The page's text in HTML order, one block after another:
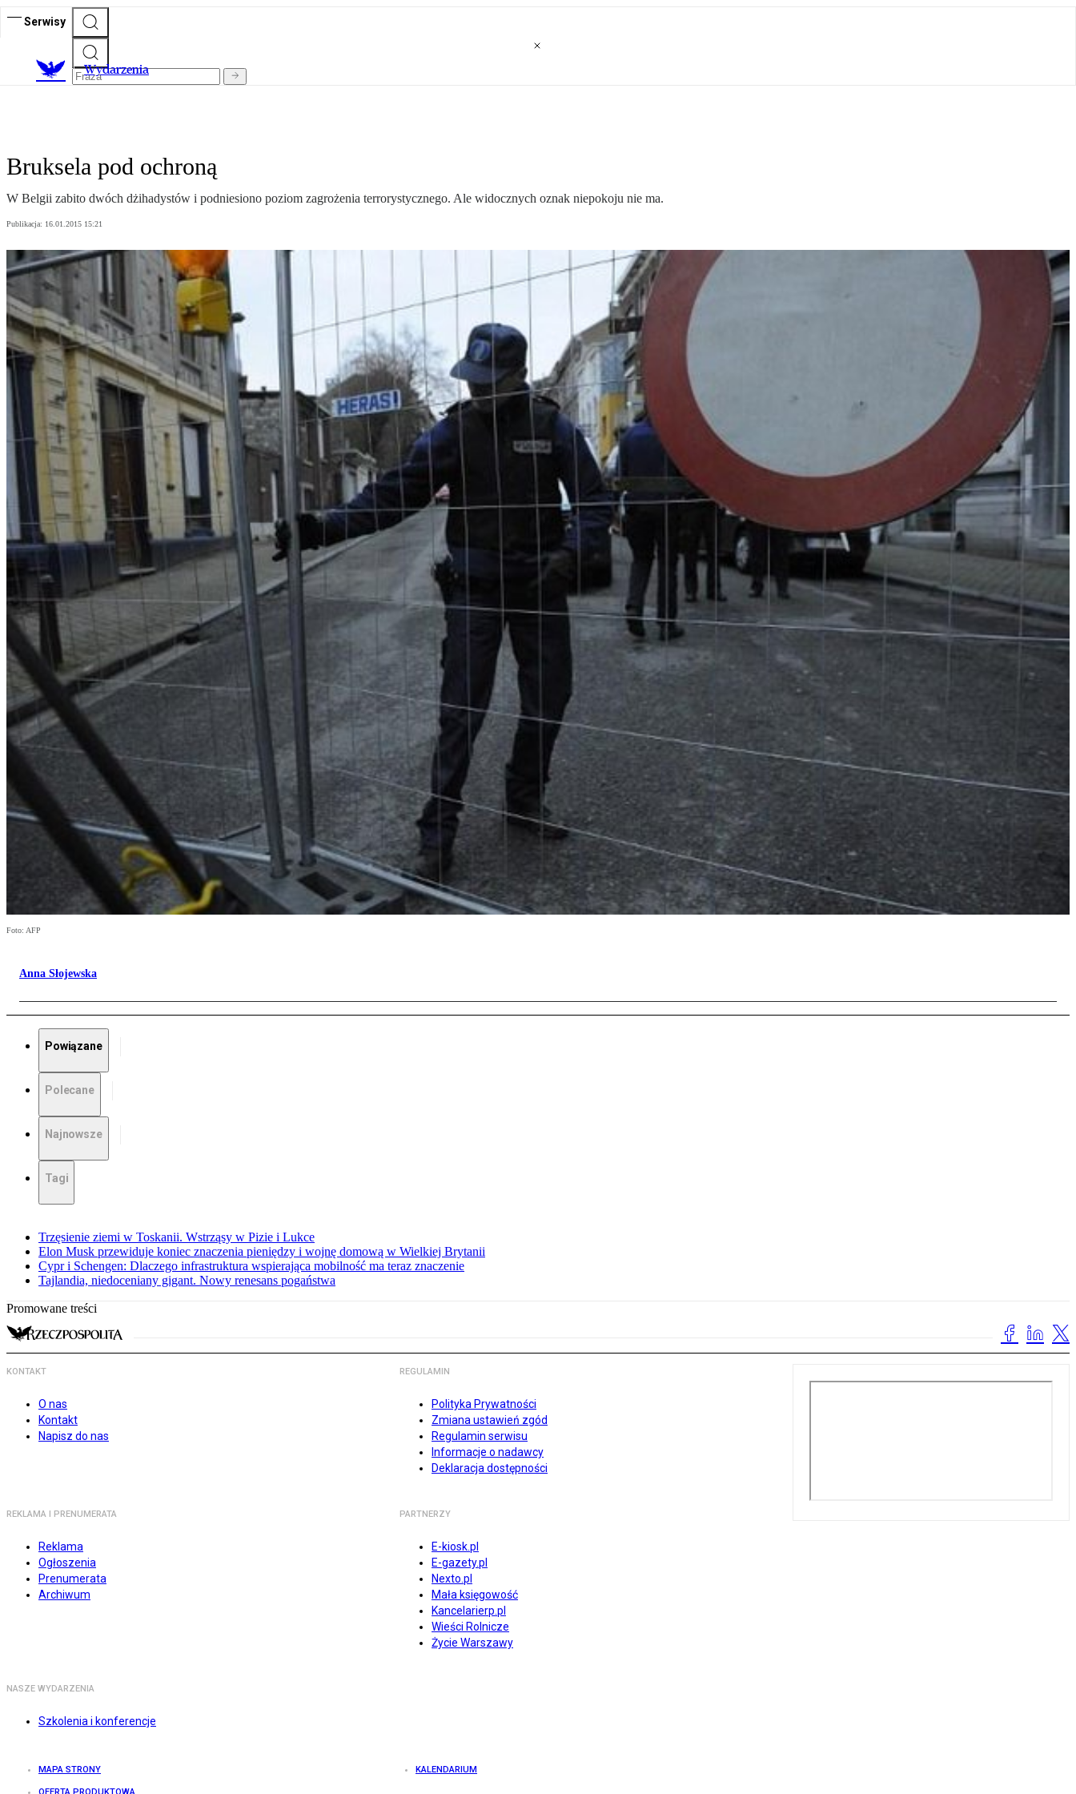
Serwisy
Wydarzenia
Bruksela pod ochroną
W Belgii zabito dwóch dżihadystów i podniesiono poziom zagrożenia terrorystycznego. Ale widocznych oznak niepokoju nie ma.
Publikacja: 16.01.2015 15:21
Foto: AFP
Anna Słojewska
Powiązane
Polecane
Najnowsze
Tagi
Trzęsienie ziemi w Toskanii. Wstrząsy w Pizie i Lukce
Elon Musk przewiduje koniec znaczenia pieniędzy i wojnę domową w Wielkiej Brytanii
Cypr i Schengen: Dlaczego infrastruktura wspierająca mobilność ma teraz znaczenie
Tajlandia, niedoceniany gigant. Nowy renesans pogaństwa
Promowane treści
KONTAKT
O nas
Kontakt
Napisz do nas
REGULAMIN
Polityka Prywatności
Zmiana ustawień zgód
Regulamin serwisu
Informacje o nadawcy
Deklaracja dostępności
REKLAMA I PRENUMERATA
Reklama
Ogłoszenia
Prenumerata
Archiwum
PARTNERZY
E-kiosk.pl
E-gazety.pl
Nexto.pl
Mała księgowość
Kancelarierp.pl
Wieści Rolnicze
Życie Warszawy
NASZE WYDARZENIA
Szkolenia i konferencje
MAPA STRONY KALENDARIUM